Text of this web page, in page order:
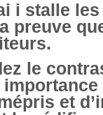
i stalle
preuve
le
et